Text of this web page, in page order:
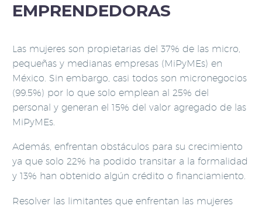
EMPRENDEDORAS
Las mujeres son propietarias del 37% de las micro,
pequeñas y medianas empresas (MiPyMEs) en
México. Sin embargo, casi todos son micronegocios
(99.5%) por lo que solo emplean al 25% del
personal y generan el 15% del valor agregado de las
MiPyMEs.
Además, enfrentan obstáculos para su crecimiento
ya que solo 22% ha podido transitar a la formalidad
y 13% han obtenido algún crédito o financiamiento.
Resolver las limitantes que enfrentan las mujeres